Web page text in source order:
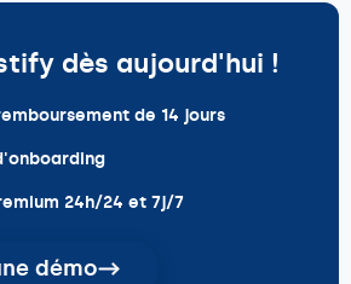
dès aujourd'hui !
de 14 jours
24h/24 et 7j/7
démo